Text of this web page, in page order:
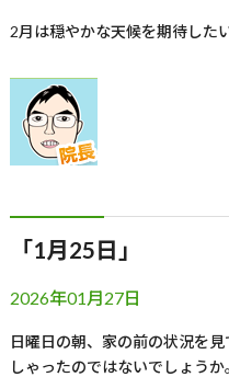
2月は穏やかな天候を期待した
「1月25日」
2026年01月27日
日曜日の朝、家の前の状況を
しゃったのではないでしょうか